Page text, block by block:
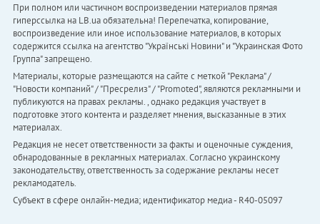
При полном или частичном воспроизведении материалов прямая
гиперссылка на LB.ua обязательна! Перепечатка, копирование,
воспроизведение или иное использование материалов, в которых
содержится ссылка на агентство "Українськi Новини" и "Украинская Фото
Группа" запрещено.
Материалы, которые размещаются на сайте с меткой "Реклама" /
"Новости компаний" / "Пресрелиз" / "Promoted", являются рекламными и
публикуются на правах рекламы. , однако редакция участвует в
подготовке этого контента и разделяет мнения, высказанные в этих
материалах.
Редакция не несет ответственности за факты и оценочные суждения,
обнародованные в рекламных материалах. Согласно украинскому
законодательству, ответственность за содержание рекламы несет
рекламодатель.
Субъект в сфере онлайн-медиа; идентификатор медиа - R40-05097